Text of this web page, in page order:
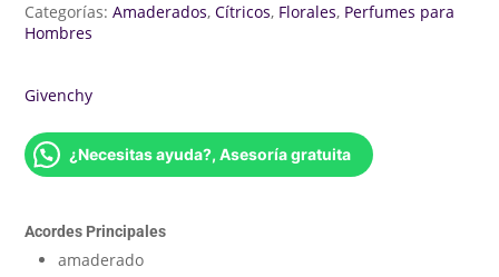
Categorías:Amaderados,Cítricos, Florales, Perfumes para
Hombres
Givenchy
¿Necesitas ayuda?, Asesoría gratuita
Acordes Principales
amaderado